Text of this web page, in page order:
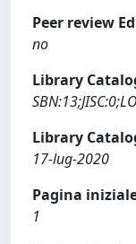
Peer review
no
Library
Library
17-lug-2020
Pagina
1